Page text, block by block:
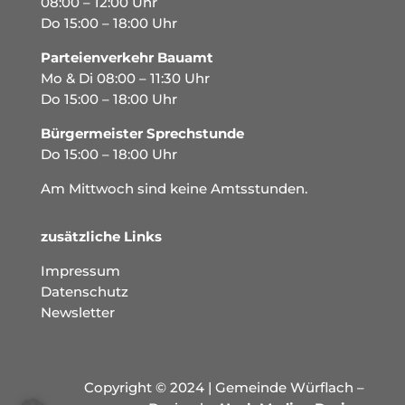
Do 15:00 – 18:00 Uhr
Parteienverkehr Bauamt
Mo & Di 08:00 – 11:30 Uhr
Do 15:00 – 18:00 Uhr
Bürgermeister Sprechstunde
Do 15:00 – 18:00 Uhr
Am Mittwoch sind keine Amtsstunden.
zusätzliche Links
Impressum
Datenschutz
Newsletter
Copyright © 2024 | Gemeinde Würflach –